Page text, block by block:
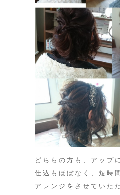
どちらの方も、アップ
仕込もほぼなく、短時
アレンジをさせていた